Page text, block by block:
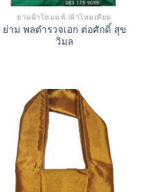
ย่ามผ้าไหมแท้ /ผ้าไหมเทียม
ย่าม พลตํารวจเอก ต่อศักดิ์ สุข
วิมล